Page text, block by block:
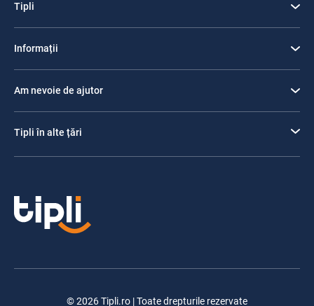
Tipli
Informații
Am nevoie de ajutor
Tipli în alte țări
© 2026 Tipli.ro | Toate drepturile rezervate